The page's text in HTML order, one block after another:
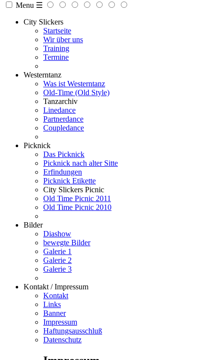
Menu ☰
City Slickers
Startseite
Wir über uns
Training
Termine
Westerntanz
Was ist Westerntanz
Old-Time (Old Style)
Tanzarchiv
Linedance
Partnerdance
Coupledance
Picknick
Das Picknick
Picknick nach alter Sitte
Erfindungen
Picknick Etikette
City Slickers Picnic
Old Time Picnic 2011
Old Time Picnic 2010
Bilder
Diashow
bewegte Bilder
Galerie 1
Galerie 2
Galerie 3
Kontakt / Impressum
Kontakt
Links
Banner
Impressum
Haftungsausschluß
Datenschutz